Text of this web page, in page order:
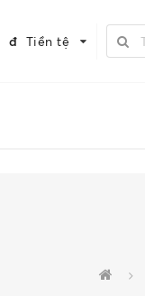
đ Tiền tệ